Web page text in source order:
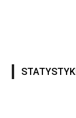
STATYSTYKI